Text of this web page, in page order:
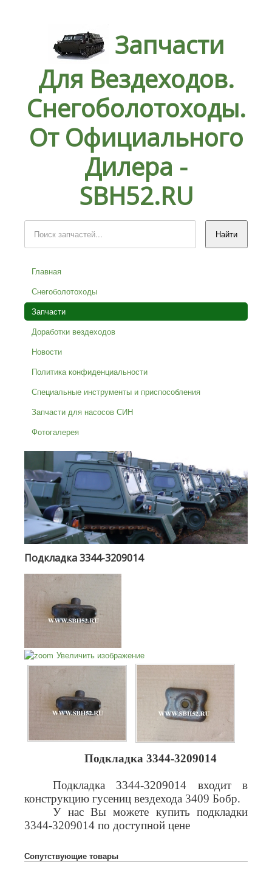
Запчасти
Для Вездеходов.
Снегоболотоходы.
От Официального
Дилера -
SBH52.RU
Главная
Снегоболотоходы
Запчасти
Доработки вездеходов
Новости
Политика конфиденциальности
Специальные инструменты и приспособления
Запчасти для насосов СИН
Фотогалерея
Подкладка 3344-3209014
Увеличить изображение
Подкладка 3344-3209014
Подкладка 3344-3209014 входит в
конструкцию гусениц вездехода 3409 Бобр.
У нас Вы можете купить подкладки
3344-3209014 по доступной цене
Сопутствующие товары